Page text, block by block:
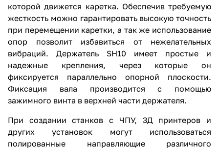
которой движется каретка. Обеспечив требуемую
жесткость можно гарантировать высокую точность
при перемещении каретки, а так же использование
опор позволит избавиться от нежелательных
вибраций. Держатель SH10 имеет простые и
надежные крепления, через которые он
фиксируется параллельно опорной плоскости.
Фиксация вала производится с помощью
зажимного винта в верхней части держателя.
При создании станков с ЧПУ, 3Д принтеров и
других установок могут использоваться
полированные направляющие различного